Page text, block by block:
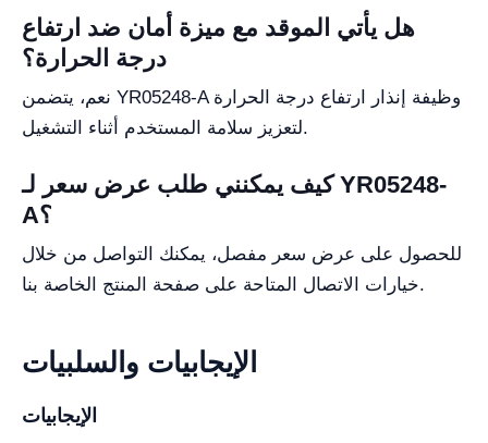
هل يأتي الموقد مع ميزة أمان ضد ارتفاع
درجة الحرارة؟
نعم، يتضمن YR05248-A وظيفة إنذار ارتفاع درجة الحرارة
لتعزيز سلامة المستخدم أثناء التشغيل.
كيف يمكنني طلب عرض سعر لـ YR05248-
A؟
للحصول على عرض سعر مفصل، يمكنك التواصل من خلال
خيارات الاتصال المتاحة على صفحة المنتج الخاصة بنا.
الإيجابيات والسلبيات
الإيجابيات